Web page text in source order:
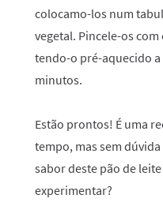
colocamo-los num
vegetal. Pincele-os
tendo-o pré-aquecido a
minutos.
Estão prontos! É uma
tempo, mas sem
sabor deste pão de
experimentar?